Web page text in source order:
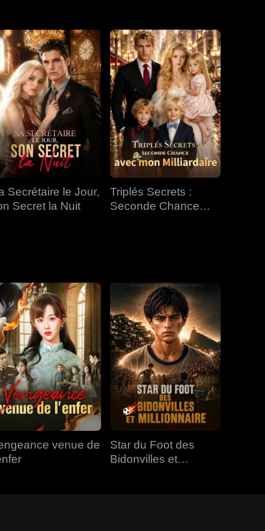
EP 34 EP 35 EP 36
EP 37 EP 38 EP 39
EP 40
Secrétaire le Jour,
Secret la Nuit
Triplés Secrets :
Seconde Chance
venue de
Star du Foot des
Bidonvilles et